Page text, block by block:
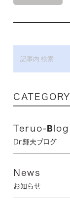
CATEGORY
Teruo-Blog
Dr.輝夫ブログ
News
お知らせ